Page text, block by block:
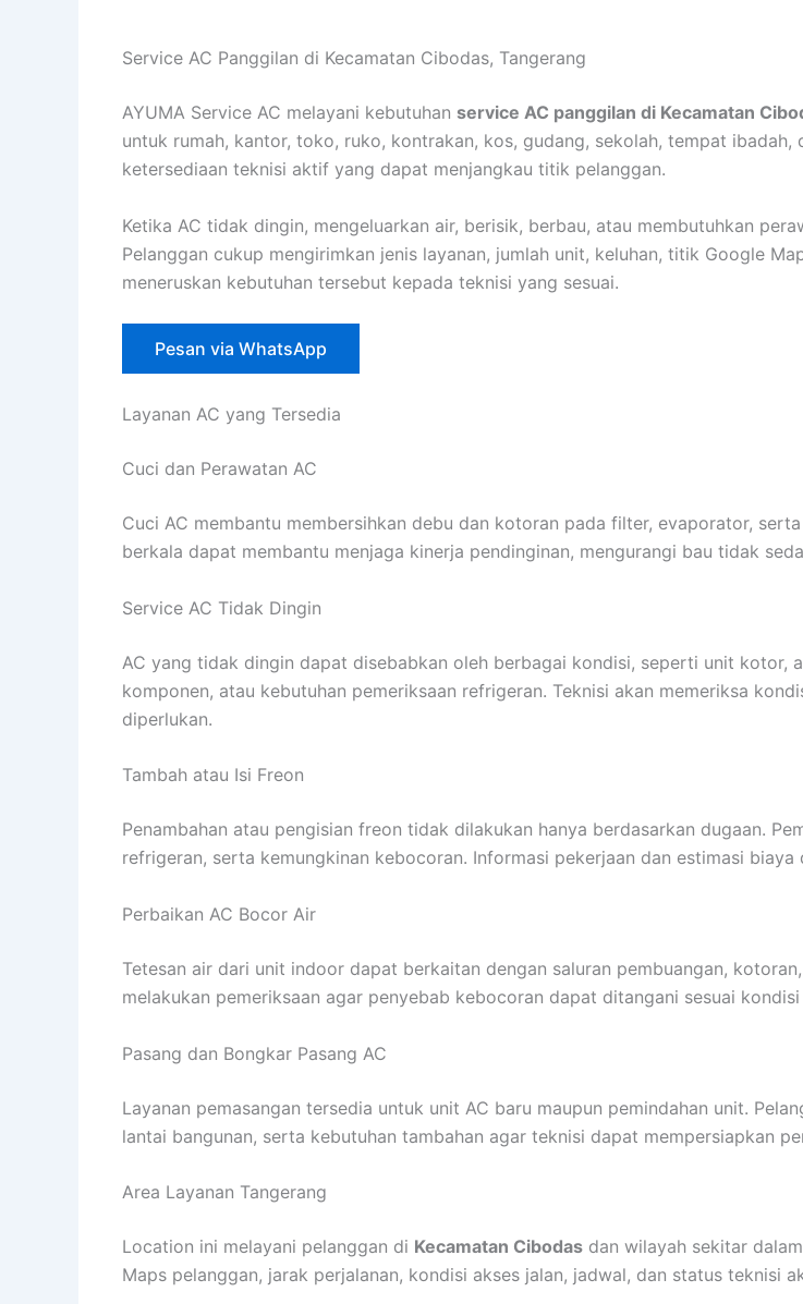
Service AC Panggilan di Kecamatan Cibodas, Tangerang
AYUMA Service AC melayani kebutuhan service AC panggilan di Kecamatan
untuk rumah, kantor, toko, ruko, kontrakan, kos, gudang, sekolah, tempat
ketersediaan teknisi aktif yang dapat menjangkau titik pelanggan.
Ketika AC tidak dingin, mengeluarkan air, berisik, berbau, atau membutuhkan
Pelanggan cukup mengirimkan jenis layanan, jumlah unit, keluhan, titik Google
meneruskan kebutuhan tersebut kepada teknisi yang sesuai.
Pesan via WhatsApp
Layanan AC yang Tersedia
Cuci dan Perawatan AC
Cuci AC membantu membersihkan debu dan kotoran pada filter, evaporator,
berkala dapat membantu menjaga kinerja pendinginan, mengurangi bau tidak
Service AC Tidak Dingin
AC yang tidak dingin dapat disebabkan oleh berbagai kondisi, seperti unit kotor,
komponen, atau kebutuhan pemeriksaan refrigeran. Teknisi akan memeriksa
diperlukan.
Tambah atau Isi Freon
Penambahan atau pengisian freon tidak dilakukan hanya berdasarkan dugaan.
refrigeran, serta kemungkinan kebocoran. Informasi pekerjaan dan estimasi
Perbaikan AC Bocor Air
Tetesan air dari unit indoor dapat berkaitan dengan saluran pembuangan,
melakukan pemeriksaan agar penyebab kebocoran dapat ditangani sesuai
Pasang dan Bongkar Pasang AC
Layanan pemasangan tersedia untuk unit AC baru maupun pemindahan unit.
lantai bangunan, serta kebutuhan tambahan agar teknisi dapat mempersiapkan
Area Layanan Tangerang
Location ini melayani pelanggan di Kecamatan Cibodas dan wilayah sekitar dalam
Maps pelanggan, jarak perjalanan, kondisi akses jalan, jadwal, dan status teknisi